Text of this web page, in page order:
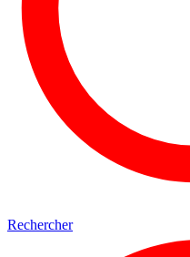
Rechercher